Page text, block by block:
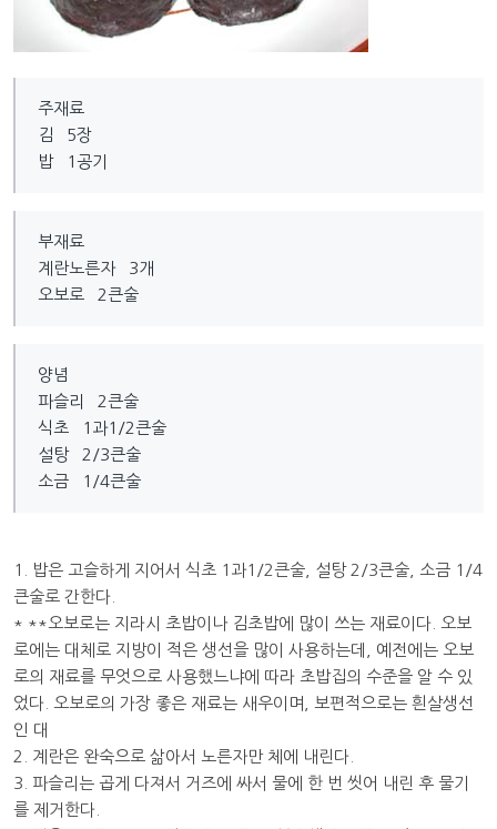
주재료
김 5장
밥 1공기
부재료
계란노른자 3개
오보로 2큰술
양념
파슬리 2큰술
식초 1과1/2큰술
설탕 2/3큰술
소금 1/4큰술
1. 밥은 고슬하게 지어서 식초 1과1/2큰술, 설탕 2/3큰술, 소금 1/4
큰술로 간한다.
* **오보로는 지라시 초밥이나 김초밥에 많이 쓰는 재료이다. 오보
로에는 대체로 지방이 적은 생선을 많이 사용하는데, 예전에는 오보
로의 재료를 무엇으로 사용했느냐에 따라 초밥집의 수준을 알 수 있
었다. 오보로의 가장 좋은 재료는 새우이며, 보편적으로는 흰살생선
인 대
2. 계란은 완숙으로 삶아서 노른자만 체에 내린다.
3. 파슬리는 곱게 다져서 거즈에 싸서 물에 한 번 씻어 내린 후 물기
를 제거한다.